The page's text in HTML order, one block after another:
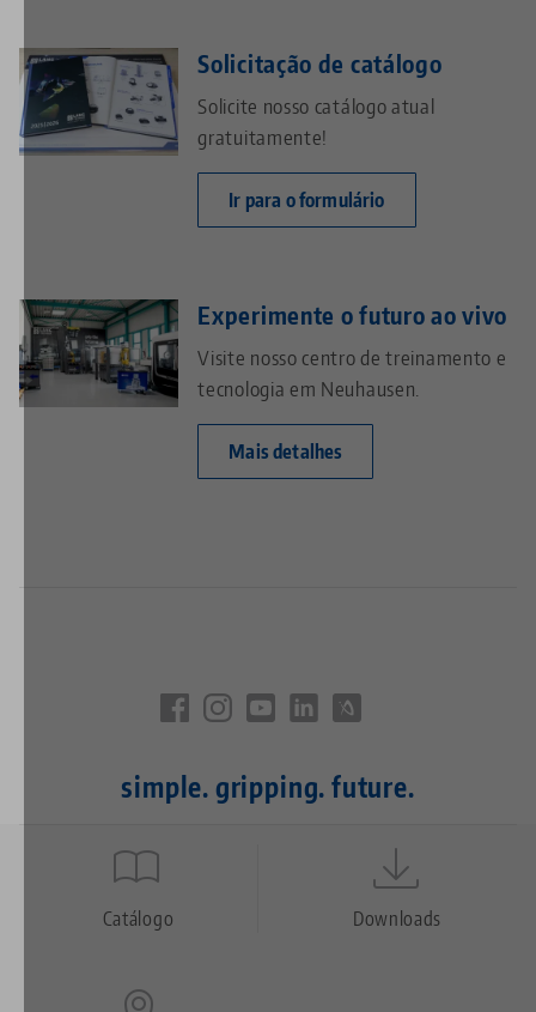
Solicitação de catálogo
Solicite nosso catálogo atual
gratuitamente!
Ir para o formulário
Experimente o futuro ao vivo
Visite nosso centro de treinamento e
tecnologia em Neuhausen.
Mais detalhes
simple. gripping. future.
Quicklinks
FooterCatálogo Downloads